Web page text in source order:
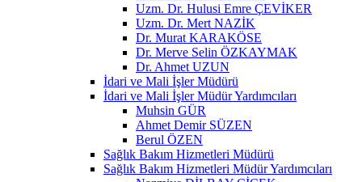
Uzm. Dr. Hulusi Emre ÇEVİKER
Uzm. Dr. Mert NAZİK
Dr. Murat KARAKÖSE
Dr. Merve Selin ÖZKAYMAK
Dr. Ahmet UZUN
İdari ve Mali İşler Müdürü
İdari ve Mali İşler Müdür Yardımcıları
Muhsin GÜR
Ahmet Demir SÜZEN
Berul ÖZEN
Sağlık Bakım Hizmetleri Müdürü
Sağlık Bakım Hizmetleri Müdür Yardımcıları